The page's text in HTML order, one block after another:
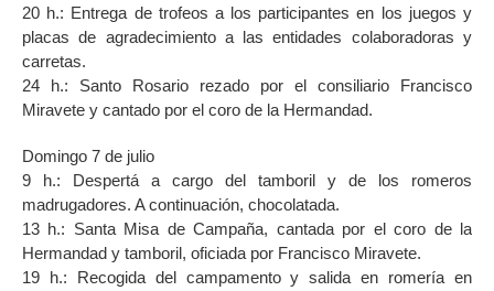
20 h.: Entrega de trofeos a los participantes en los juegos y
placas de agradecimiento a las entidades colaboradoras y
carretas.
24 h.: Santo Rosario rezado por el consiliario Francisco
Miravete y cantado por el coro de la Hermandad.
Domingo 7 de julio
9 h.: Despertá a cargo del tamboril y de los romeros
madrugadores. A continuación, chocolatada.
13 h.: Santa Misa de Campaña, cantada por el coro de la
Hermandad y tamboril, oficiada por Francisco Miravete.
19 h.: Recogida del campamento y salida en romería en